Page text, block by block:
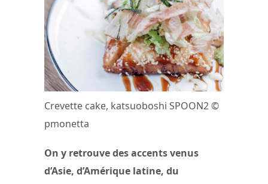
Crevette cake, katsuoboshi SPOON2 ©
pmonetta
On y retrouve des accents venus
d’Asie, d’Amérique latine, du